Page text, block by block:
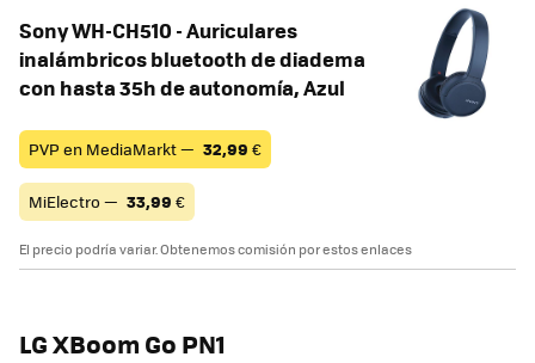
Sony WH-CH510 - Auriculares
inalámbricos bluetooth de diadema
con hasta 35h de autonomía, Azul
PVP en MediaMarkt — 32,99 €
MiElectro — 33,99 €
El precio podría variar. Obtenemos comisión por estos enlaces
LG XBoom Go PN1